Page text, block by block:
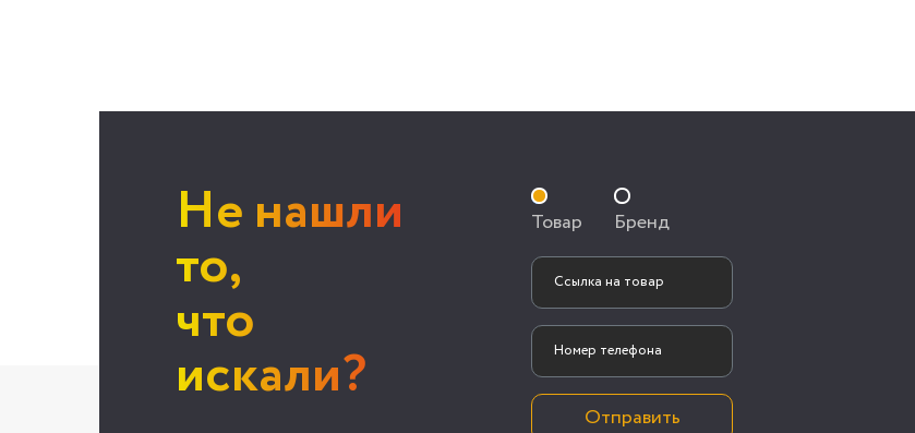
Не нашли
то,
что
искали?
Товар Бренд
Отправить